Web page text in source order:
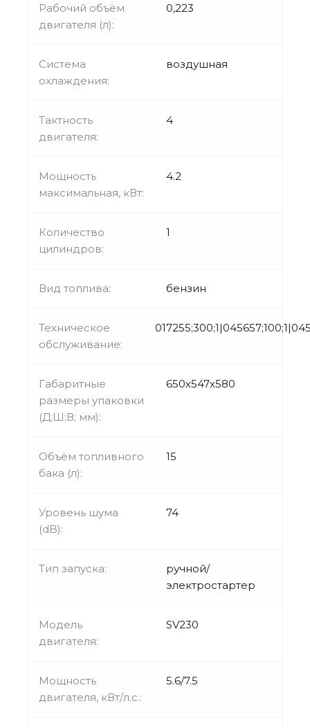
Рабочий объём
двигателя (л):
0,223
Система
охлаждения:
воздушная
Тактность
двигателя:
4
Мощность
максимальная, кВт:
4.2
Количество
цилиндров:
1
Вид топлива: бензин
Техническое
обслуживание:
Габаритные
размеры упаковки
(Д;Ш;В; мм):
650х547х580
Объём топливного
бака (л):
15
Уровень шума
(dB):
74
Тип запуска:
ручной/
электростартер
Модель
двигателя:
SV230
Мощность
двигателя, кВт/л.с.:
5.6/7.5